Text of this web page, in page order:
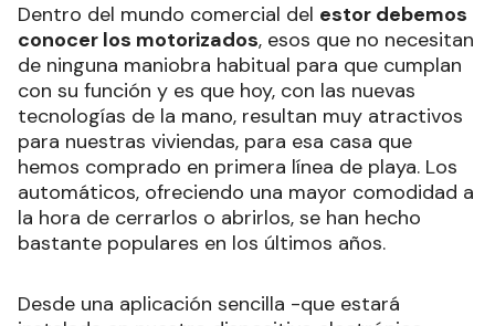
Dentro del mundo comercial del estor debemos
conocer los motorizados, esos que no necesitan
de ninguna maniobra habitual para que cumplan
con su función y es que hoy, con las nuevas
tecnologías de la mano, resultan muy atractivos
para nuestras viviendas, para esa casa que
hemos comprado en primera línea de playa. Los
automáticos, ofreciendo una mayor comodidad a
la hora de cerrarlos o abrirlos, se han hecho
bastante populares en los últimos años.
Desde una aplicación sencilla -que estará